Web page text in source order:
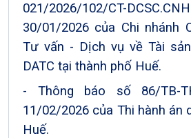
021/2026/102/CT-
30/01/2026 của Chi nhánh
Tư vấn - Dịch vụ về Tài
DATC tại thành phố Huế.
- Thông báo số 86/TB-
11/02/2026 của Thi hành án
Huế.